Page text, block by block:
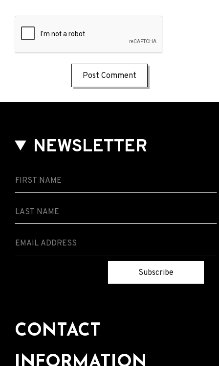
NEWSLETTER
Subscribe
CONTACT
INFORMATION